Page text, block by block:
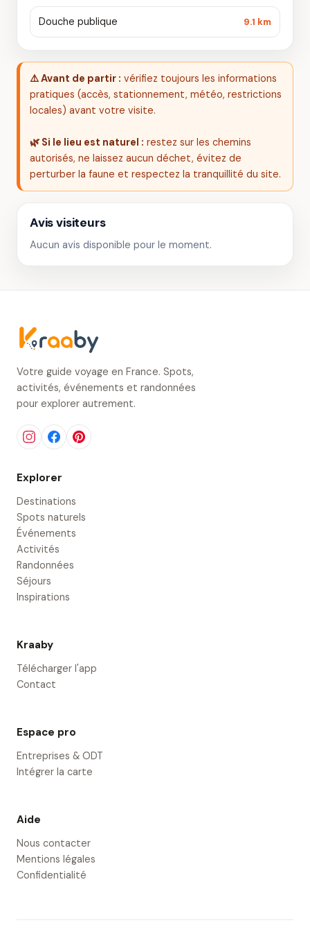
Douche publique 9.1 km
⚠️ Avant de partir : vérifiez toujours les informations
pratiques (accès, stationnement, météo, restrictions
locales) avant votre visite.
🌿 Si le lieu est naturel : restez sur les chemins
autorisés, ne laissez aucun déchet, évitez de
perturber la faune et respectez la tranquillité du site.
Avis visiteurs
Aucun avis disponible pour le moment.
Votre guide voyage en France. Spots,
activités, événements et randonnées
pour explorer autrement.
Explorer
Destinations
Spots naturels
Événements
Activités
Randonnées
Séjours
Inspirations
Kraaby
Télécharger l'app
Contact
Espace pro
Entreprises & ODT
Intégrer la carte
Aide
Nous contacter
Mentions légales
Confidentialité